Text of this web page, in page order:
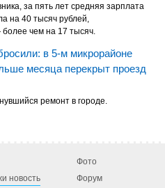
за пять лет средняя зарплата
на 40 тысяч рублей,
чем на 17 тысяч.
в 5-м микрорайоне
месяца перекрыт проезд
ремонт в городе.
новость
Фото
Форум